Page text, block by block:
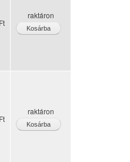
raktáron
raktáron